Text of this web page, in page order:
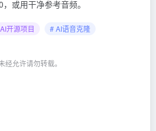
或用干净参考音频。
开源项目 # AI语音克隆
经允许请勿转载。